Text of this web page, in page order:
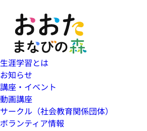
生涯学習とは
お知らせ
講座・イベント
動画講座
サークル（社会教育関係団体）
ボランティア情報